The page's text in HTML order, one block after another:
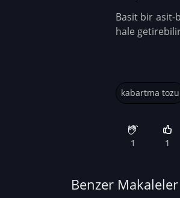
Basit bir asit-
hale
kabartma tozu
1 1
Benzer Makaleler